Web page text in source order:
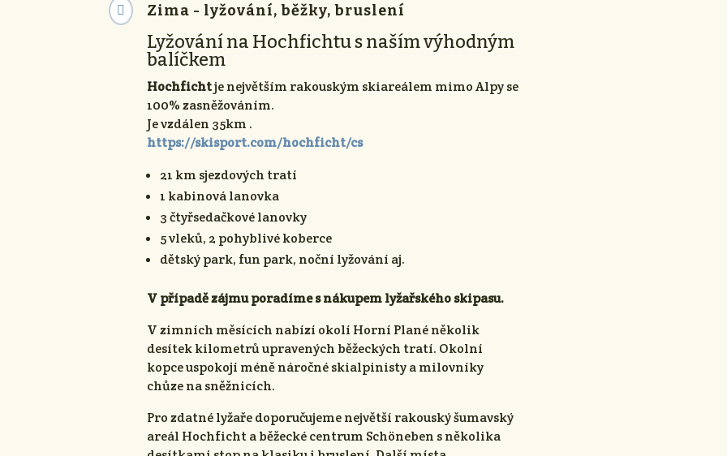
 Zima - lyžování, běžky, bruslení
Lyžování na Hochfichtu s naším výhodným
balíčkem
Hochfichtje největším rakouským skiareálem mimo Alpy se
100% zasněžováním.
Je vzdálen 35km .
https://skisport.com/hochficht/cs
21 km sjezdových tratí
1 kabinová lanovka
3 čtyřsedačkové lanovky
5 vleků, 2 pohyblivé koberce
dětský park, fun park, noční lyžování aj.
V případě zájmu poradíme s nákupem lyžařského skipasu.
V zimních měsících nabízí okolí Horní Plané několik
desítek kilometrů upravených běžeckých tratí. Okolní
kopce uspokojí méně náročné skialpinisty a milovníky
chůze na sněžnicích.
Pro zdatné lyžaře doporučujeme největší rakouský šumavský
areál Hochficht a běžecké centrum Schöneben s několika